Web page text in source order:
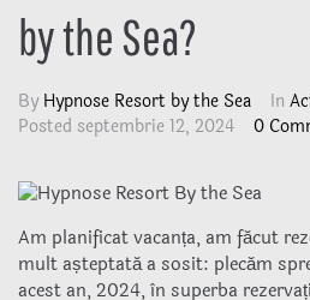
by the Sea?
By Hypnose Resort by the Sea In
Posted septembrie 12, 2024 0
Am planificat vacanța, am făcut
mult așteptată a sosit: plecăm
acest an, 2024, în superba